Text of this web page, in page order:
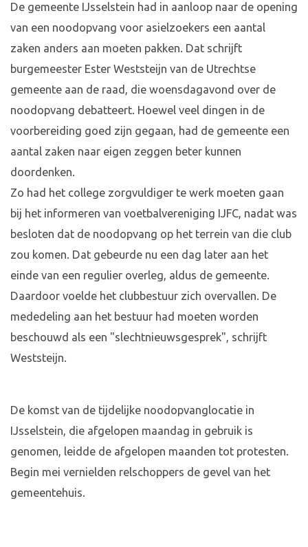
De gemeente IJsselstein had in aanloop naar de opening
van een noodopvang voor asielzoekers een aantal
zaken anders aan moeten pakken. Dat schrijft
burgemeester Ester Weststeijn van de Utrechtse
gemeente aan de raad, die woensdagavond over de
noodopvang debatteert. Hoewel veel dingen in de
voorbereiding goed zijn gegaan, had de gemeente een
aantal zaken naar eigen zeggen beter kunnen
doordenken.
Zo had het college zorgvuldiger te werk moeten gaan
bij het informeren van voetbalvereniging IJFC, nadat was
besloten dat de noodopvang op het terrein van die club
zou komen. Dat gebeurde nu een dag later aan het
einde van een regulier overleg, aldus de gemeente.
Daardoor voelde het clubbestuur zich overvallen. De
mededeling aan het bestuur had moeten worden
beschouwd als een "slechtnieuwsgesprek", schrijft
Weststeijn.
De komst van de tijdelijke noodopvanglocatie in
IJsselstein, die afgelopen maandag in gebruik is
genomen, leidde de afgelopen maanden tot protesten.
Begin mei vernielden relschoppers de gevel van het
gemeentehuis.